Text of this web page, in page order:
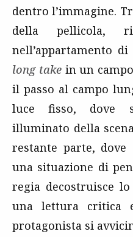
dentro l’immagine.
della pellicola,
nell’appartamento
long take in un
il passo al campo
luce fisso, dove
illuminato della
restante parte,
una situazione di
regia decostruisce
una lettura critica
protagonista si